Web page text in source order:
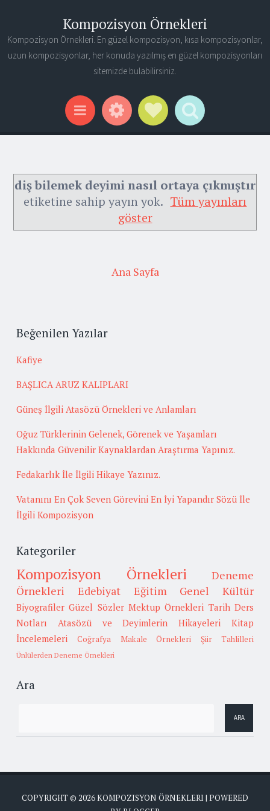
Kompozisyon Örnekleri
Kompozisyon Örnekleri. En güzel kompozisyon, kısa kompozisyonlar,
uzun kompozisyonlar, her konuda yazılmış en güzel kompozisyonları
sitemizde bulabilirsiniz.
Menu WidgetsSocial Links
Search
diş bilemek deyimi nasıl ortaya çıkmıştır
etiketine sahip yayın yok. Tüm yayınları
göster
Ana Sayfa
Beğenilen Yazılar
Kafiye
BAŞLICA ARUZ KALIPLARI
Güneş İlgili Atasözü Örnekleri ve Anlamları
Oğuz Türklerinin Gelenek, Görenek ve Yaşamları
Hakkında Güvenilir Kaynaklardan Araştırma Yapınız.
Fedakarlık İle İlgili Hikaye Yazınız.
Vatanını En Çok Seven Görevini En İyi Yapandır Sözü İle
İlgili Kompozisyon
Kategoriler
Kompozisyon Örnekleri
Deneme
Örnekleri
Edebiyat Eğitim Genel Kültür
Biyografiler Güzel Sözler Mektup Örnekleri Tarih Ders
Notları
Atasözü ve Deyimlerin Hikayeleri
Kitap
İncelemeleri
Coğrafya Makale Örnekleri Şiir Tahlilleri
Ünlülerden Deneme Örnekleri
Ara
COPYRIGHT © 2026KOMPOZISYON ÖRNEKLERI | POWERED